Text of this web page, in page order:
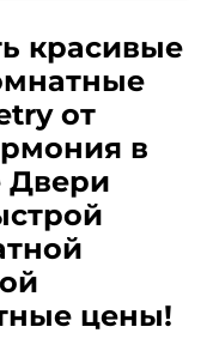
красивые
от
в
Двери
цены!